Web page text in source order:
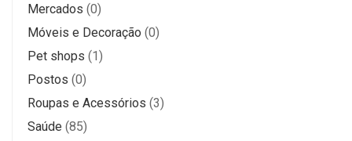
Mercados (0)
Móveis e Decoração (0)
Pet shops (1)
Postos (0)
Roupas e Acessórios (3)
Saúde (85)